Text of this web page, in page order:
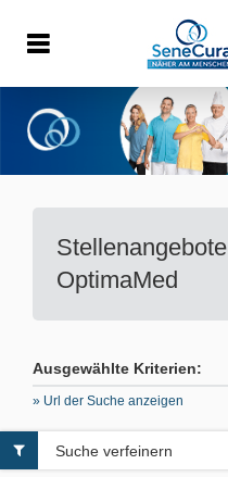
Stellenangebote
OptimaMed
Ausgewählte Kriterien:
» Url der Suche anzeigen
Suche verfeinern